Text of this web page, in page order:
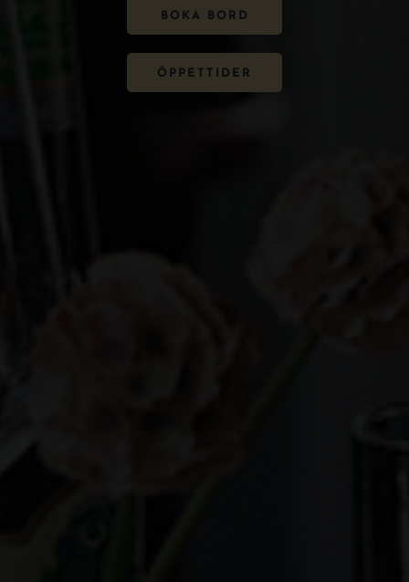
BOKA BORD
ÖPPETTIDER